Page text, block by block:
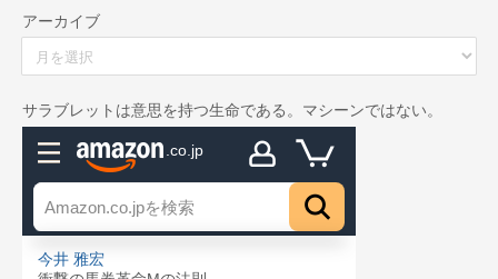
アーカイブ
イ
ブ
サラブレットは意思を持つ生命である。マシーンではない。